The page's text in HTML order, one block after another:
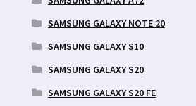
SAMSUNG GALAXY NOTE 20
SAMSUNG GALAXY S10
SAMSUNG GALAXY S20
SAMSUNG GALAXY S20 FE